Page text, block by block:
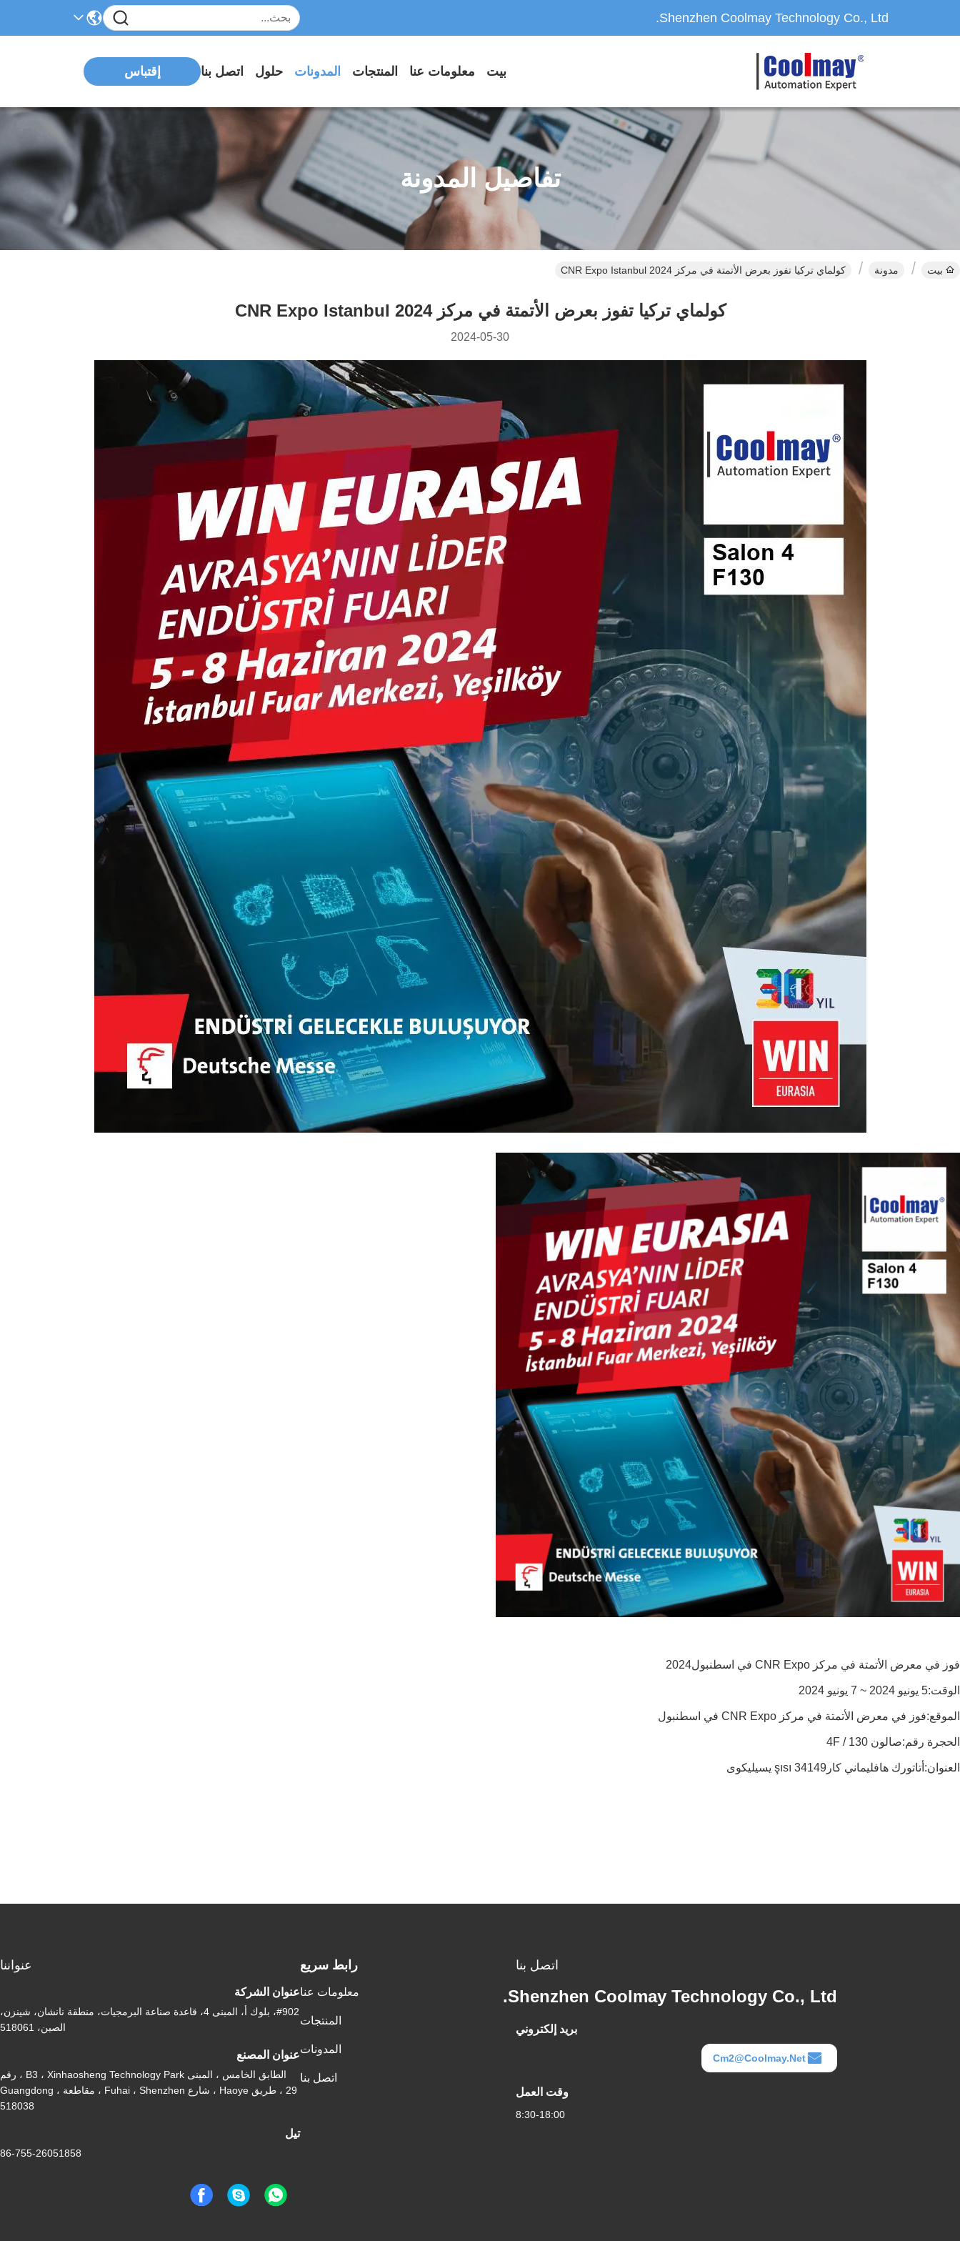
Shenzhen Coolmay Technology Co., Ltd.
بيت معلومات عنا المنتجات المدونات حلول اتصل بنا إقتباس
تفاصيل المدونة
بيت مدونة كولماي تركيا تفوز بعرض الأتمتة في مركز CNR Expo Istanbul 2024
كولماي تركيا تفوز بعرض الأتمتة في مركز CNR Expo Istanbul 2024
2024-05-30
فوز في معرض الأتمتة في مركز CNR Expo في اسطنبول 2024
الوقت:5 يونيو 2024 ~ 7 يونيو 2024
الموقع:فوز في معرض الأتمتة في مركز CNR Expo في اسطنبول
الحجرة رقم:صالون 4F / 130
العنوان: أتاتورك هافليماني كارşısı 34149 يسيليكوى
اتصل بنا
Shenzhen Coolmay Technology Co., Ltd.
بريد إلكتروني
Cm2@coolmay.net
وقت العمل
8:30-18:00
رابط سريع
معلومات عنا
المنتجات
المدونات
اتصل بنا
عنواننا
عنوان الشركة
#902، بلوك أ، المبنى 4، قاعدة صناعة البرمجيات، منطقة نانشان، شينزن،
الصين، 518061
عنوان المصنع
الطابق الخامس ، المبنى B3 ، Xinhaosheng Technology Park ، رقم
29 ، طريق Haoye ، شارع Fuhai ، Shenzhen ، مقاطعة Guangdong ،
518038
تيل
86-755-26051858